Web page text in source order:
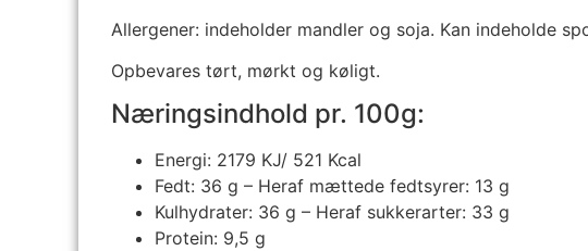
Allergener: indeholder mandler og soja. Kan indeholde
Opbevares tørt, mørkt og køligt.
Næringsindhold pr. 100g:
Energi: 2179 KJ/ 521 Kcal
Fedt: 36 g – Heraf mættede fedtsyrer: 13 g
Kulhydrater: 36 g – Heraf sukkerarter: 33 g
Protein: 9,5 g